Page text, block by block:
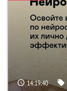
14:19:39